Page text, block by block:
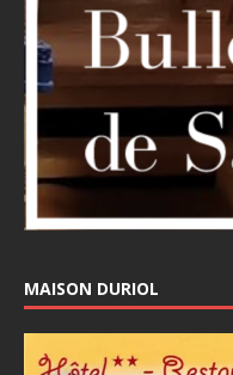
MAISON DURIOL